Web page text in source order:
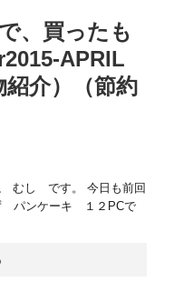
、買ったも
APRIL
介）（節約
むし です。 今日も前回
パンケーキ １２PCで